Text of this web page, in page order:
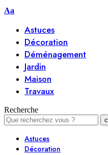
Aa
Astuces
Décoration
Déménagement
Jardin
Maison
Travaux
Recherche
Astuces
Décoration